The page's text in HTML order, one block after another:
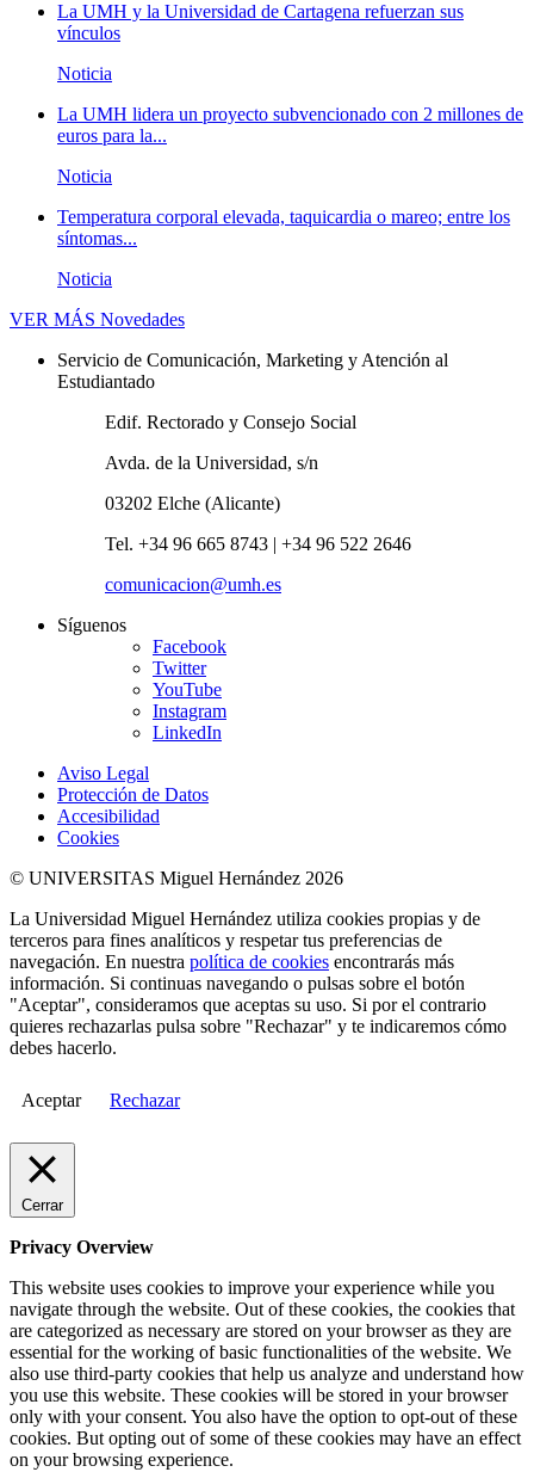
La UMH y la Universidad de Cartagena refuerzan sus
vínculos
Noticia
La UMH lidera un proyecto subvencionado con 2 millones de
euros para la...
Noticia
Temperatura corporal elevada, taquicardia o mareo; entre los
síntomas...
Noticia
VER MÁS Novedades
Servicio de Comunicación, Marketing y Atención al
Estudiantado
Edif. Rectorado y Consejo Social
Avda. de la Universidad, s/n
03202 Elche (Alicante)
Tel. +34 96 665 8743 | +34 96 522 2646
comunicacion@umh.es
Síguenos
Facebook
Twitter
YouTube
Instagram
LinkedIn
Aviso Legal
Protección de Datos
Accesibilidad
Cookies
© UNIVERSITAS Miguel Hernández 2026
La Universidad Miguel Hernández utiliza cookies propias y de
terceros para fines analíticos y respetar tus preferencias de
navegación. En nuestra política de cookies encontrarás más
información. Si continuas navegando o pulsas sobre el botón
"Aceptar", consideramos que aceptas su uso. Si por el contrario
quieres rechazarlas pulsa sobre "Rechazar" y te indicaremos cómo
debes hacerlo.
Aceptar Rechazar
Cerrar
Privacy Overview
This website uses cookies to improve your experience while you
navigate through the website. Out of these cookies, the cookies that
are categorized as necessary are stored on your browser as they are
essential for the working of basic functionalities of the website. We
also use third-party cookies that help us analyze and understand how
you use this website. These cookies will be stored in your browser
only with your consent. You also have the option to opt-out of these
cookies. But opting out of some of these cookies may have an effect
on your browsing experience.